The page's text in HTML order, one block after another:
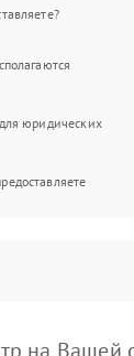
юридических